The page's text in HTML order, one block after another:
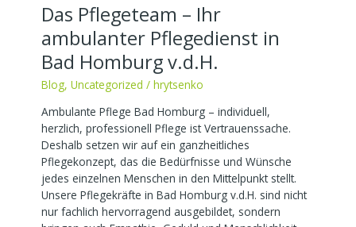
Das Pflegeteam – Ihr
ambulanter Pflegedienst in
Bad Homburg v.d.H.
Blog,Uncategorized /hrytsenko
Ambulante Pflege Bad Homburg – individuell,
herzlich, professionell Pflege ist Vertrauenssache.
Deshalb setzen wir auf ein ganzheitliches
Pflegekonzept, das die Bedürfnisse und Wünsche
jedes einzelnen Menschen in den Mittelpunkt stellt.
Unsere Pflegekräfte in Bad Homburg v.d.H. sind nicht
nur fachlich hervorragend ausgebildet, sondern